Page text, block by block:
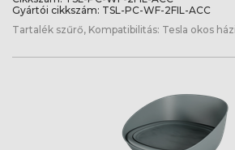
Gyártói cikkszám: TSL-PC-WF-2FIL-ACC
Tartalék szűrő, Kompatibilitás: Tesla okos